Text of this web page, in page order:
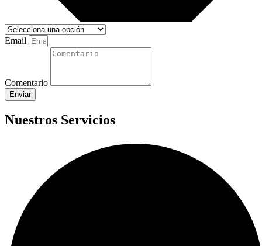
Email
Comentario
Enviar
Nuestros Servicios